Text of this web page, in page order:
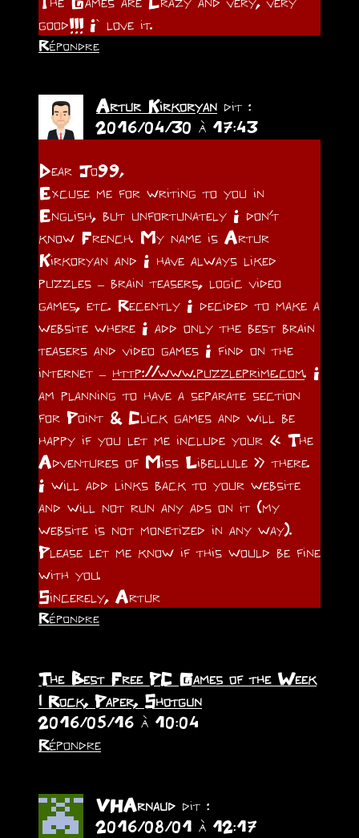
good!!! I` love it.
Répondre
Artur Kirkoryan dit :
2016/04/30 à 17:43
Dear Jo99,
Excuse me for writing to you in
English, but unfortunately I don’t
know French. My name is Artur
Kirkoryan and I have always liked
puzzles – brain teasers, logic video
games, etc. Recently I decided to make a
website where I add only the best brain
teasers and video games I find on the
internet – http://www.puzzleprime.com. I
am planning to have a separate section
for Point & Click games and will be
happy if you let me include your « The
Adventures of Miss Libellule » there.
I will add links back to your website
and will not run any ads on it (my
website is not monetized in any way).
Please let me know if this would be fine
with you.
Sincerely, Artur
Répondre
The Best Free PC Games of the Week
| Rock, Paper, Shotgun
2016/05/16 à 10:04
Répondre
VHArnaud dit :
2016/08/01 à 12:17